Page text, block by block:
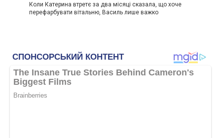
Коли Катерина втретє за два місяці сказала, що хоче
перефарбувати вітальню, Василь лише важко